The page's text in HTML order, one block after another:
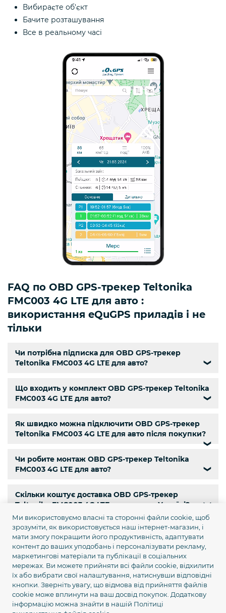
Вибираєте об'єкт
Бачите розташування
Все в реальному часі
FAQ по OBD GPS-трекер Teltonika
FMC003 4G LTE для авто :
використання eQuGPS приладів і не
тільки
Чи потрібна підписка для OBD GPS-трекер
Teltonika FMC003 4G LTE для авто?
❯
Що входить у комплект OBD GPS-трекер Teltonika
FMC003 4G LTE для авто?
❯
Як швидко можна підключити OBD GPS-трекер
Teltonika FMC003 4G LTE для авто після покупки?
❯
Чи робите монтаж OBD GPS-трекер Teltonika
FMC003 4G LTE для авто?
❯
Скільки коштує доставка OBD GPS-трекер
Teltonika FMC003 4G LTE для авто по Україні?
❯
Чи є самовивіз OBD GPS-трекер Teltonika FMC003
4G LTE для авто?
Чи є кур’єрська доставка OBD GPS-трекер
Teltonika FMC003 4G LTE для авто по Києву?
❯
Яка гарантія на OBD GPS-трекер Teltonika FMC003
4G LTE для авто?
Ми використовуємо власні та сторонні файли cookie, щоб
зрозуміти, як використовується наш інтернет-магазин, і
мати змогу покращити його продуктивність, адаптувати
контент до ваших уподобань і персоналізувати рекламу,
маркетингові матеріали та публікації в соціальних
мережах. Ви можете прийняти всі файли cookie, відхилити
їх або вибрати свої налаштування, натиснувши відповідні
кнопки. Зверніть увагу, що відмова від прийняття файлів
cookie може вплинути на ваш досвід покупок. Додаткову
інформацію можна знайти в нашій Політиці